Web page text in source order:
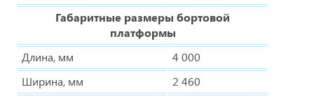
Габаритные размеры бортовой
платформы
Длина, мм
4 000
Ширина, мм
2 460